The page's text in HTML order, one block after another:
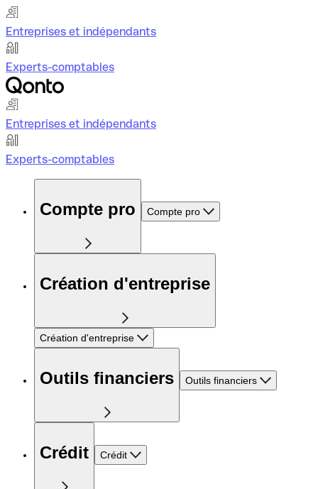
Entreprises et indépendants
Experts-comptables
Entreprises et indépendants
Experts-comptables
Compte pro Compte pro
Création d'entreprise
Création d'entreprise
Outils financiers Outils financiers
Crédit Crédit